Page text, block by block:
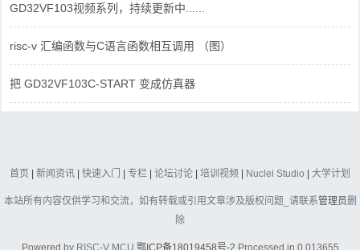
GD32VF103视频系列，持续更新中......
risc-v 汇编函数与C语言函数相互调用 （图）
把 GD32VF103C-START 变成仿真器
首页 | 新闻资讯 | 快速入门 | 专栏 | 论坛讨论 | 培训视频 | Nuclei Studio | 大学计划
本站所有内容仅供学习和交流，如有转载或引用文章涉及版权问题_请联系管理员删
除
Powered by RISC-V MCU 鄂ICP备18019458号-2 Processed in 0.013655